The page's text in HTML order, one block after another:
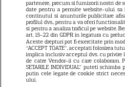
Elle
Unica
Retete
URMĂREȘTE-
partenere, precum si furnizorii nostri de
date pentru a permite website-ului sa
continutul si anunturile publicitare
profilul dvs., pentru a va oferi
si pentru a analiza traficul pe website.
art. 15-22 din GDPR in legatura cu
Aceste drepturi pot fi exercitate prin
“ACCEPT TOATE”, acceptati folosirea
implica inclusiv acceptul dvs. cu privire
de catre Vendor-ii cu care colaboram.
SETARILE INDIVIDUAL” puteti
putin cele legate de cookie strict
ului.